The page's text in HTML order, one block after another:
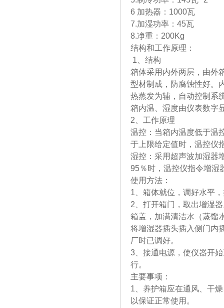
6 加热器：1000瓦
7.加湿功率：45瓦
8.净重：200Kg
结构和工作原理：
1、结构
箱体采用内外两层，由外
型材制成，防腐蚀性好。
热蒸发为辅，自动控制系
箱内温、湿度由仪表数字
2、工作原理
温控：当箱内温度低于温
于上限给定值时，温控仪
湿控：采用超声波加湿器
95％时，温控仪指令增湿
使用方法：
1、箱体就位，调好水平
2、打开箱门，取出增湿
箱盖，加满清洁水（蒸馏
将增湿器插头插入侧门内
厂时已调好。
3、接通电源，使仪器开
行。
主要事项：
1、养护箱应在通风、干
以保证正常使用。